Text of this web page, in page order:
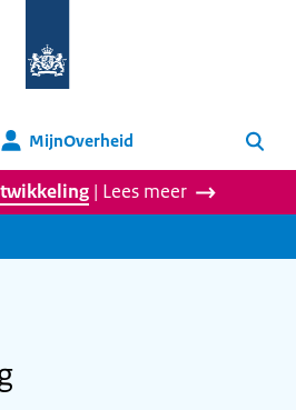
homepage
MijnOverheid Zoeken
| Lees meer